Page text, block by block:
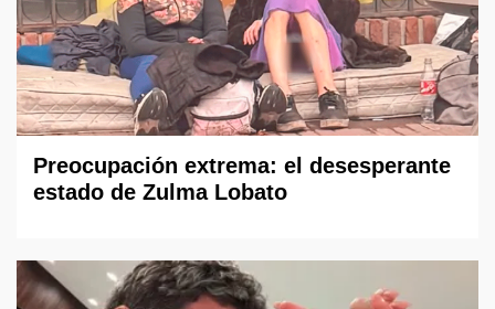
Preocupación extrema: el desesperante
estado de Zulma Lobato